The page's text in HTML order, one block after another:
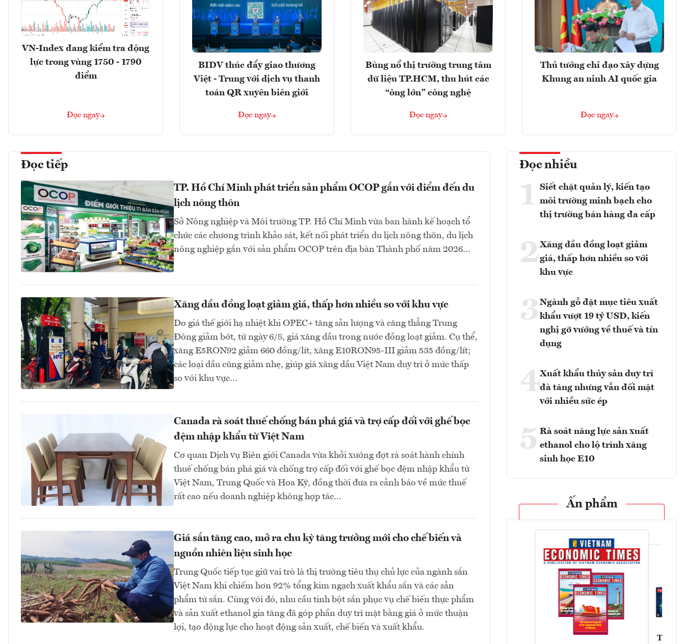
VN-Index đang kiểm tra động
lực trong vùng 1750 - 1790
điểm
Đọc ngay
BIDV thúc đẩy giao thương
Việt - Trung với dịch vụ thanh
toán QR xuyên biên giới
Đọc ngay
Bùng nổ thị trường trung tâm
dữ liệu TP.HCM, thu hút các
“ông lớn” công nghệ
Đọc ngay
Thủ tướng chỉ đạo xây dựng
Khung an ninh AI quốc gia
Đọc ngay
Đọc tiếp
TP. Hồ Chí Minh phát triển sản phẩm OCOP gắn với điểm đến du
lịch nông thôn
Sở Nông nghiệp và Môi trường TP. Hồ Chí Minh vừa ban hành kế hoạch tổ
chức các chương trình khảo sát, kết nối phát triển du lịch nông thôn, du lịch
nông nghiệp gắn với sản phẩm OCOP trên địa bàn Thành phố năm 2026...
Xăng dầu đồng loạt giảm giá, thấp hơn nhiều so với khu vực
Do giá thế giới hạ nhiệt khi OPEC+ tăng sản lượng và căng thẳng Trung
Đông giảm bớt, từ ngày 6/8, giá xăng dầu trong nước đồng loạt giảm. Cụ thể,
xăng E5RON92 giảm 660 đồng/lít, xăng E10RON95-III giảm 535 đồng/lít;
các loại dầu cũng giảm nhẹ, giúp giá xăng dầu Việt Nam duy trì ở mức thấp
so với khu vực…
Canada rà soát thuế chống bán phá giá và trợ cấp đối với ghế bọc
đệm nhập khẩu từ Việt Nam
Cơ quan Dịch vụ Biên giới Canada vừa khởi xướng đợt rà soát hành chính
thuế chống bán phá giá và chống trợ cấp đối với ghế bọc đệm nhập khẩu từ
Việt Nam, Trung Quốc và Hoa Kỳ, đồng thời đưa ra cảnh báo về mức thuế
rất cao nếu doanh nghiệp không hợp tác...
Giá sắn tăng cao, mở ra chu kỳ tăng trưởng mới cho chế biến và
nguồn nhiên liệu sinh học
Trung Quốc tiếp tục giữ vai trò là thị trường tiêu thụ chủ lực của ngành sắn
Việt Nam khi chiếm hơn 92% tổng kim ngạch xuất khẩu sắn và các sản
phẩm từ sắn. Cùng với đó, nhu cầu tinh bột sắn phục vụ chế biến thực phẩm
và sản xuất ethanol gia tăng đã góp phần duy trì mặt bằng giá ở mức thuận
lợi, tạo động lực cho hoạt động sản xuất, chế biến và xuất khẩu.
Đọc nhiều
1 Siết chặt quản lý, kiến tạo
môi trường minh bạch cho
thị trường bán hàng đa cấp
2Xăng dầu đồng loạt giảm
giá, thấp hơn nhiều so với
khu vực
3 Ngành gỗ đặt mục tiêu xuất
khẩu vượt 19 tỷ USD, kiến
nghị gỡ vướng về thuế và tín
dụng
4Xuất khẩu thủy sản duy trì
đà tăng nhưng vẫn đối mặt
với nhiều sức ép
5 Rà soát năng lực sản xuất
ethanol cho lộ trình xăng
sinh học E10
Ấn phẩm
Tạp